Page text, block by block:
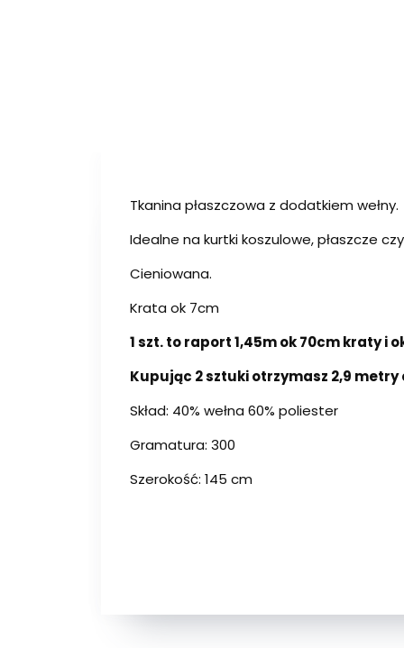
Tkanina płaszczowa z dodatkiem wełny.
Idealne na kurtki koszulowe, płaszcze
Cieniowana.
Krata ok 7cm
1 szt. to raport 1,45m ok 70cm kraty i
Kupując 2 sztuki otrzymasz 2,9
Skład: 40% wełna 60% poliester
Gramatura: 300
Szerokość: 145 cm